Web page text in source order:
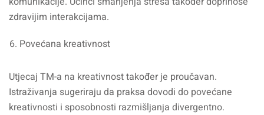
zdravijim interakcijama.
Povećana kreativnost
Utjecaj TM-a na kreativnost također je proučavan.
Istraživanja sugeriraju da praksa dovodi do povećane
kreativnosti i sposobnosti razmišljanja divergentno.